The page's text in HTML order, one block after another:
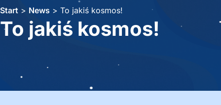
Start > News > To jakiś kosmos!
To jakiś kosmos!